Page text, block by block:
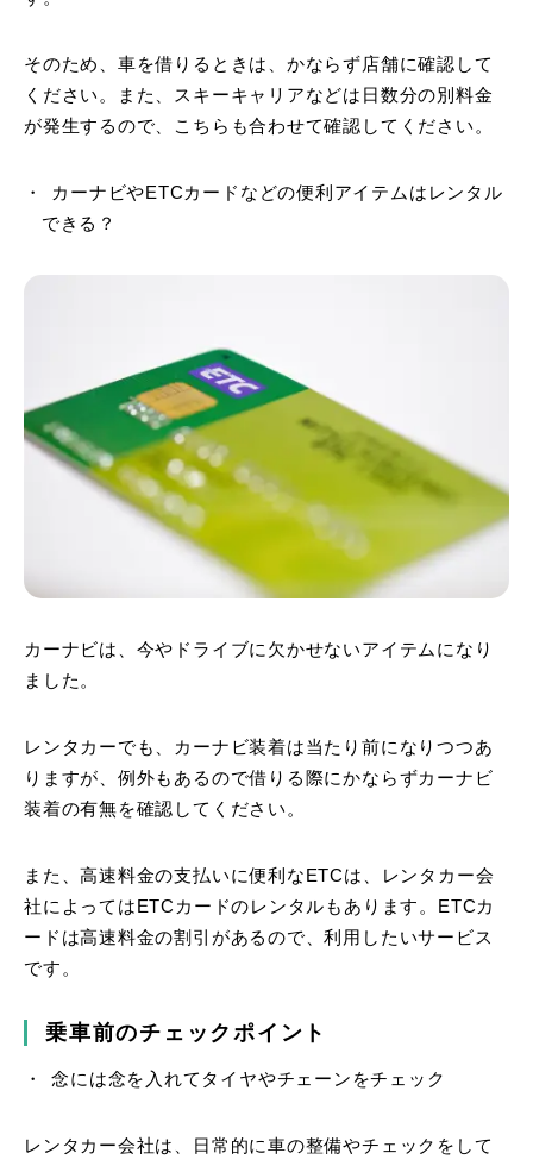
そのため、車を借りるときは、かならず店舗に確認して
ください。また、スキーキャリアなどは日数分の別料金
が発生するので、こちらも合わせて確認してください。
カーナビやETCカードなどの便利アイテムはレンタル
できる？
カーナビは、今やドライブに欠かせないアイテムになり
ました。
レンタカーでも、カーナビ装着は当たり前になりつつあ
りますが、例外もあるので借りる際にかならずカーナビ
装着の有無を確認してください。
また、高速料金の支払いに便利なETCは、レンタカー会
社によってはETCカードのレンタルもあります。ETCカ
ードは高速料金の割引があるので、利用したいサービス
です。
乗車前のチェックポイント
念には念を入れてタイヤやチェーンをチェック
レンタカー会社は、日常的に車の整備やチェックをして